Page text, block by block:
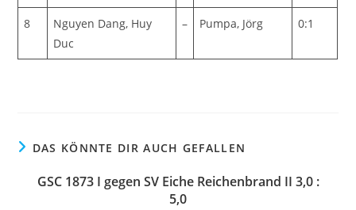
8
Nguyen Dang, Huy
Duc
– Pumpa, Jörg 0:1
DAS KÖNNTE DIR AUCH GEFALLEN
GSC 1873 I gegen SV Eiche Reichenbrand II 3,0 :
5,0